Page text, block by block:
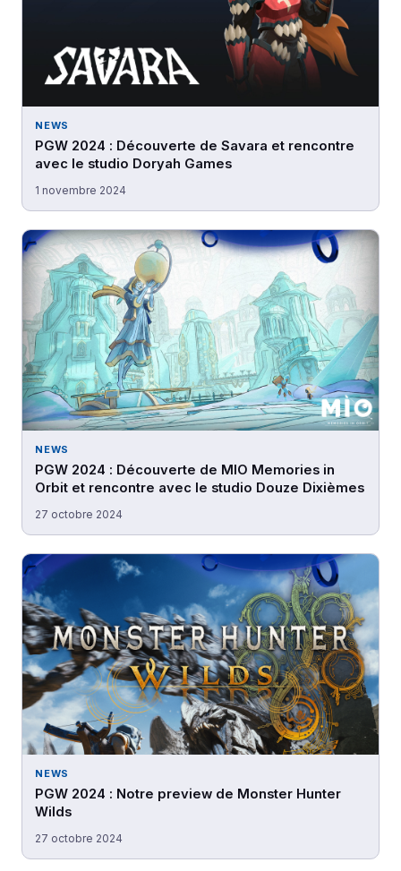
NEWS
PGW 2024 : Découverte de Savara et rencontre
avec le studio Doryah Games
1 novembre 2024
NEWS
PGW 2024 : Découverte de MIO Memories in
Orbit et rencontre avec le studio Douze Dixièmes
27 octobre 2024
NEWS
PGW 2024 : Notre preview de Monster Hunter
Wilds
27 octobre 2024